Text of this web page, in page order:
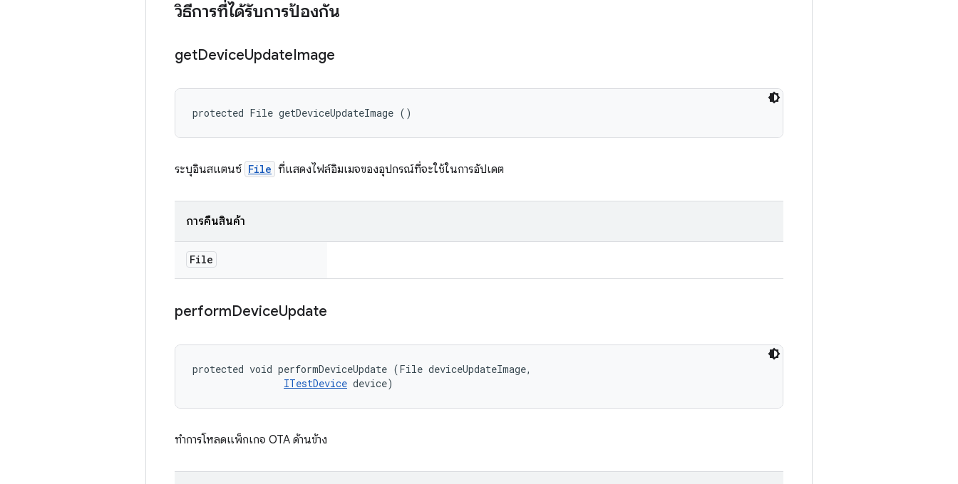
วิธีการที่ได้รับการป้องกัน
getDeviceUpdateImage
protected File getDeviceUpdateImage ()
ระบุอินสแตนซ์ File ที่แสดงไฟล์อิมเมจของอุปกรณ์ที่จะใช้ในการอัปเดต
การคืนสินค้า
File
performDeviceUpdate
protected void performDeviceUpdate (File deviceUpdateImage,
ITestDevice device)
ทำการโหลดแพ็กเกจ OTA ด้านข้าง